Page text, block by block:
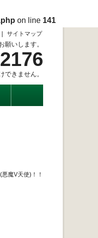
on line 141
サイトマップ
願いします。
できません。
魔V天使)！！